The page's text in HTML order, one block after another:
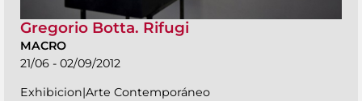
Gregorio Botta. Rifugi
MACRO
21/06 - 02/09/2012
Exhibicion|Arte Contemporáneo